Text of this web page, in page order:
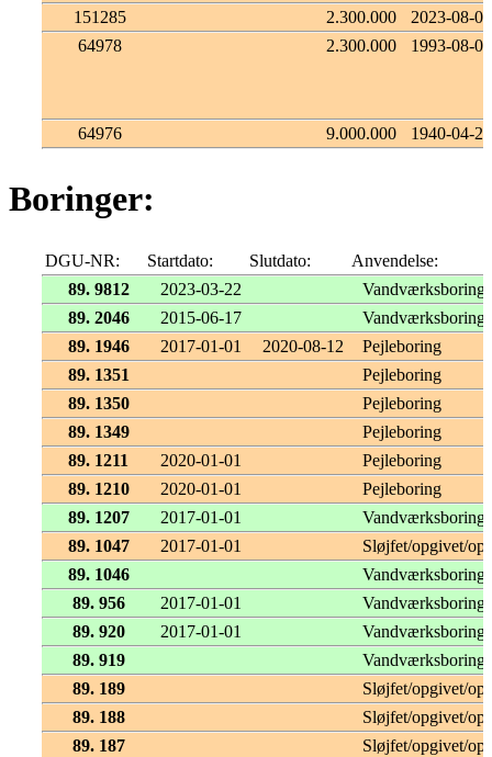
151285
2.300.000
2023-08-02
64978
2.300.000 1993-08-02
64976 9.000.000 1940-04-27
Boringer:
DGU-NR: Startdato: Slutdato:
Anvendelse:
89. 9812
2023-03-22
Vandværksboring
89. 2046
2015-06-17
Vandværksboring
89. 1946
2017-01-01 2020-08-12
Pejleboring
89. 1351
Pejleboring
89. 1350
Pejleboring
89. 1349
Pejleboring
89. 1211
2020-01-01
Pejleboring
89. 1210
2020-01-01
Pejleboring
89. 1207
2017-01-01
Vandværksboring
89. 1047
2017-01-01
Sløjfet/opgivet/
89. 1046
Vandværksboring
89. 956
2017-01-01
Vandværksboring
89. 920
2017-01-01
Vandværksboring
89. 919
Vandværksboring
89. 189
Sløjfet/opgivet/
89. 188
Sløjfet/opgivet/
89. 187
Sløjfet/opgivet/